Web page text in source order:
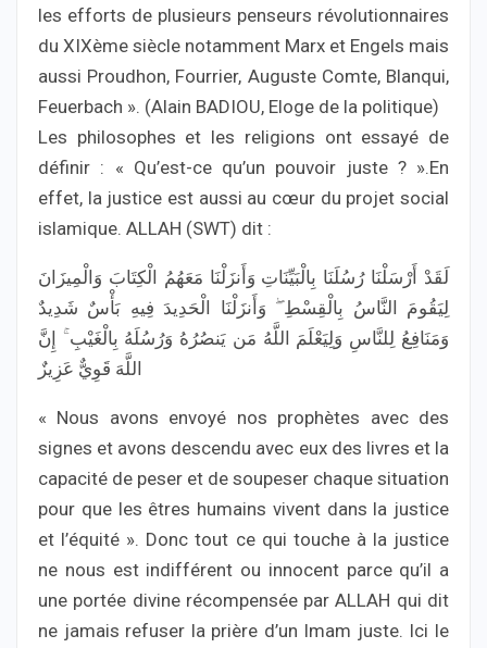
les efforts de plusieurs penseurs révolutionnaires
du XIXème siècle notamment Marx et Engels mais
aussi Proudhon, Fourrier, Auguste Comte, Blanqui,
Feuerbach ». (Alain BADIOU, Eloge de la politique)
Les philosophes et les religions ont essayé de
définir : « Qu’est-ce qu’un pouvoir juste ? ».En
effet, la justice est aussi au cœur du projet social
islamique. ALLAH (SWT) dit :
لَقَدْ أَرْسَلْنَا رُسُلَنَا بِالْبَيِّنَاتِ وَأَنزَلْنَا مَعَهُمُ الْكِتَابَ وَالْمِيزَانَ
لِيَقُومَ النَّاسُ بِالْقِسْطِ ۖ وَأَنزَلْنَا الْحَدِيدَ فِيهِ بَأْسٌ شَدِيدٌ
وَمَنَافِعُ لِلنَّاسِ وَلِيَعْلَمَ اللَّهُ مَن يَنصُرُهُ وَرُسُلَهُ بِالْغَيْبِ ۚ إِنَّ
اللَّهَ قَوِيٌّ عَزِيزٌ
« Nous avons envoyé nos prophètes avec des
signes et avons descendu avec eux des livres et la
capacité de peser et de soupeser chaque situation
pour que les êtres humains vivent dans la justice
et l’équité ». Donc tout ce qui touche à la justice
ne nous est indifférent ou innocent parce qu’il a
une portée divine récompensée par ALLAH qui dit
ne jamais refuser la prière d’un Imam juste. Ici le